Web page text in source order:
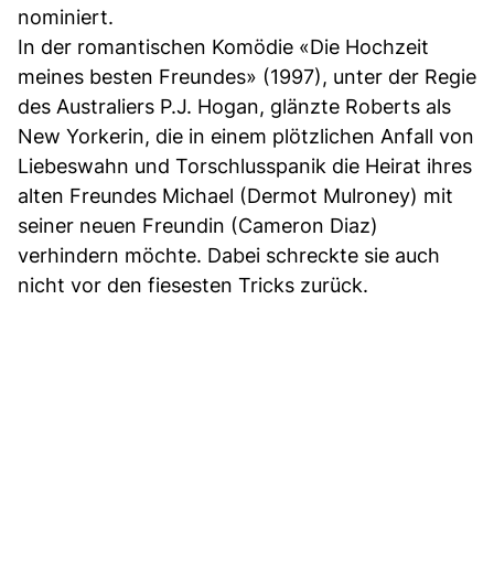
nominiert.
In der romantischen Komödie «Die Hochzeit
meines besten Freundes» (1997), unter der Regie
des Australiers P.J. Hogan, glänzte Roberts als
New Yorkerin, die in einem plötzlichen Anfall von
Liebeswahn und Torschlusspanik die Heirat ihres
alten Freundes Michael (Dermot Mulroney) mit
seiner neuen Freundin (Cameron Diaz)
verhindern möchte. Dabei schreckte sie auch
nicht vor den fiesesten Tricks zurück.